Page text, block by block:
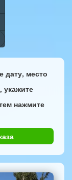
дату, место
укажите
нажмите